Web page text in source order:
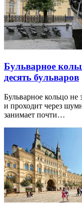
Бульварное
десять бульваров
Бульварное кольцо
и проходит через
занимает почти…